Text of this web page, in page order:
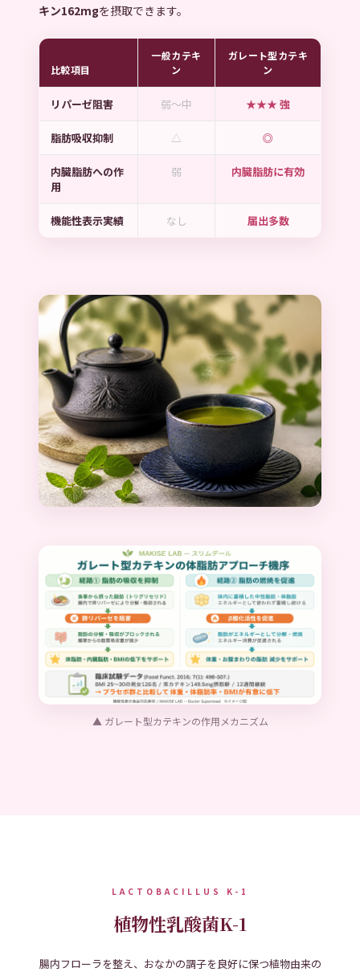
キン162mgを摂取できます。
比較項目
一般カテキ
ン
ガレート型カテキ
ン
リパーゼ阻害 弱〜中 ★★★ 強
脂肪吸収抑制 △ ◎
内臓脂肪への作
用
弱 内臓脂肪に有効
機能性表示実績 なし 届出多数
▲ ガレート型カテキンの作用メカニズム
LACTOBACILLUS K-1
植物性乳酸菌K-1
腸内フローラを整え、おなかの調子を良好に保つ植物由来の